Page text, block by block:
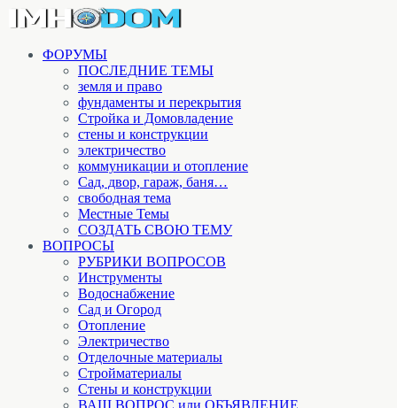
ФОРУМЫ
ПОСЛЕДНИЕ ТЕМЫ
земля и право
фундаменты и перекрытия
Стройка и Домовладение
стены и конструкции
электричество
коммуникации и отопление
Cад, двор, гараж, баня…
свободная тема
Местные Темы
СОЗДАТЬ СВОЮ ТЕМУ
ВОПРОСЫ
РУБРИКИ ВОПРОСОВ
Инструменты
Водоснабжение
Сад и Огород
Отопление
Электричество
Отделочные материалы
Стройматериалы
Стены и конструкции
ВАШ ВОПРОС или ОБЪЯВЛЕНИЕ